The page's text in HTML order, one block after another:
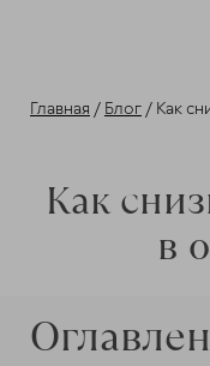
Главная / Блог / Как
Как
в